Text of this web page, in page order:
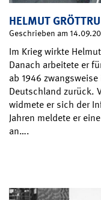
HELMUT
Geschrieben am
Im Krieg wirkte
Danach arbeitete er
ab 1946
Deutschland zurück.
widmete er sich der
Jahren meldete er
an….